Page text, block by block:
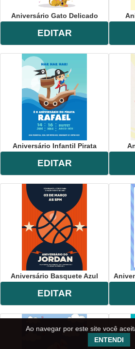
Aniversário Gato Delicado
EDITAR
Aniversário Infantil Pirata
EDITAR
Aniversário Basquete Azul
EDITAR
Ao navegar por este site você
ENTENDI